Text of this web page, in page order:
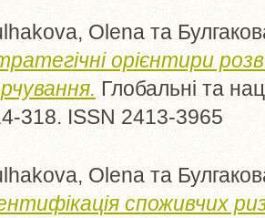
Olena та
орієнтири
Глобальні та
318. ISSN 2413-3965
Olena та
споживчих